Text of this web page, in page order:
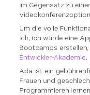
im Gegensatz zu
Um die volle
ich, ich würde eine
Bootcamps
Entwickler-Akademie.
Ada ist ein
Frauen und
Programmieren